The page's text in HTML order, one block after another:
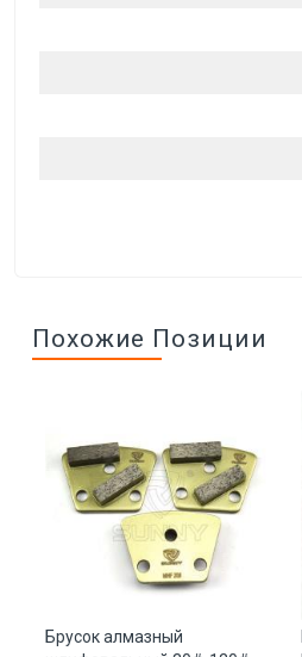
Похожие Позиции
Брусок алмазный